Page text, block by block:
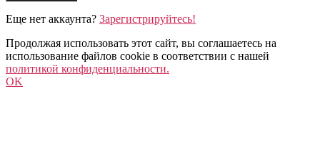
Еще нет аккаунта? Зарегистрируйтесь!
Продолжая использовать этот сайт, вы соглашаетесь на
использование файлов cookie в соответствии с нашей
политикой конфиденциальности.
OK